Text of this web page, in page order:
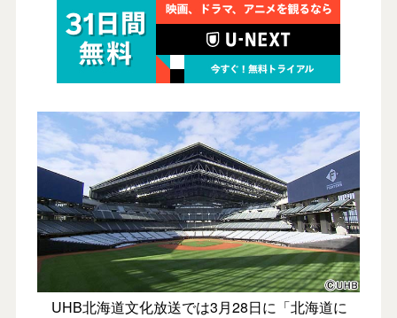
UHB北海道文化放送では3月28日に「北海道に